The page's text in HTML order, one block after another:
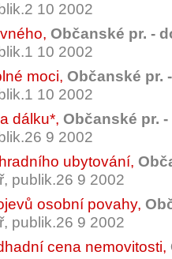
10 2002
, Občanské pr. -
10 2002
moci, Občanské pr.
10 2002
dálku*, Občanské pr.
9 2002
ubytování,
publik.26 9 2002
osobní povahy,
publik.26 9 2002
cena nemovitosti,